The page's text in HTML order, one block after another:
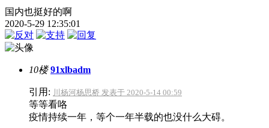
国内也挺好的啊
2020-5-29 12:35:01
10楼 91xlbadm
引用: 川杨河杨思桥 发表于 2020-5-14 00:59
等等看咯
疫情持续一年，等个一年半载的也没什么大碍。